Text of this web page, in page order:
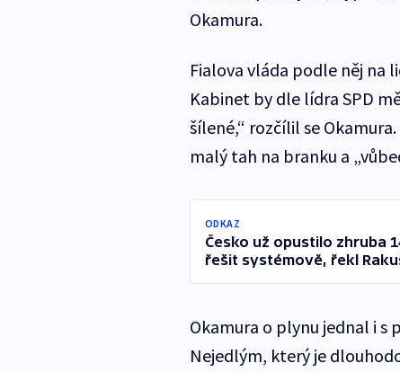
Okamura.
Fialova vláda podle něj na
Kabinet by dle lídra SPD
šílené,“ rozčílil se
malý tah na branku a
ODKAZ
Česko už opustilo zhruba
řešit systémově, řekl
Okamura o plynu jednal i s
Nejedlým, který je